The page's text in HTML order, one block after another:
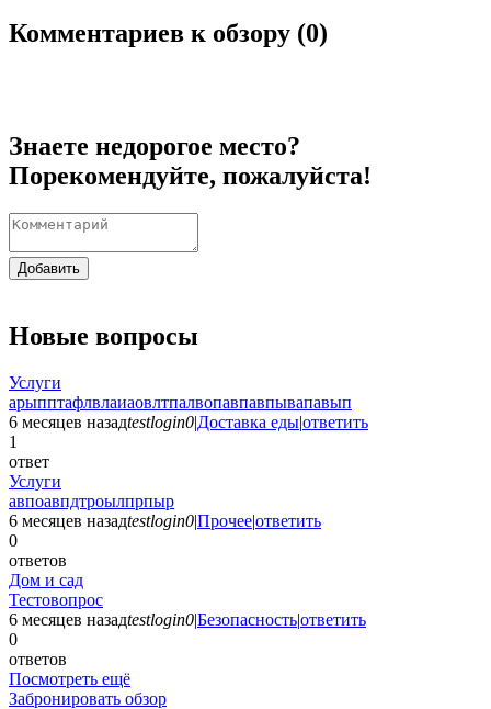
Комментариев к обзору (0)
Знаете недорогое место?
Порекомендуйте, пожалуйста!
Добавить
Новые вопросы
Услуги
арыпптафлвлаиаовлтпалвопавпавпывапавып
6 месяцев назадtestlogin0|Доставка еды|ответить
1
ответ
Услуги
авпоавпдтроылпрпыр
6 месяцев назадtestlogin0|Прочее|ответить
0
ответов
Дом и сад
Тестовопрос
6 месяцев назадtestlogin0|Безопасность|ответить
0
ответов
Посмотреть ещё
Забронировать обзор